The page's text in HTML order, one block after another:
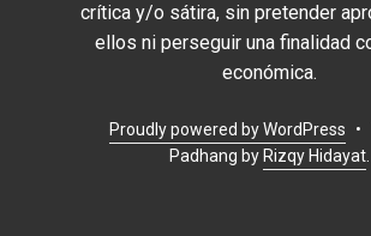
crítica y/o sátira, sin pretender
ellos ni perseguir una finalidad
económica.
Proudly powered by WordPress •
Padhang by Rizqy Hidayat.